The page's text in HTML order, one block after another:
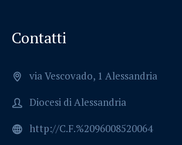
Contatti
via Vescovado, 1 Alessandria
Diocesi di Alessandria
http://C.F.%2096008520064